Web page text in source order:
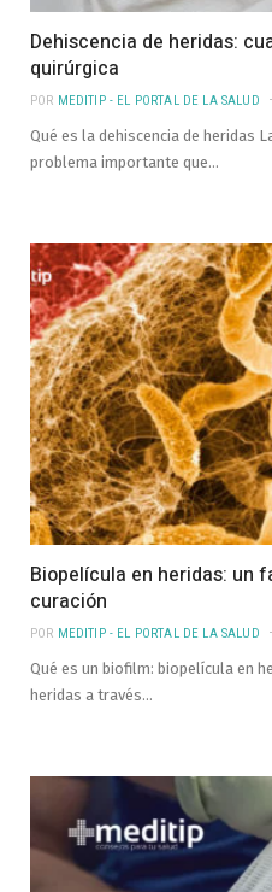
Dehiscencia de heridas:
quirúrgica
POR MEDITIP - EL PORTAL DE LA SALUD
Qué es la dehiscencia de heridas
problema importante que…
Biopelícula en heridas: un
curación
POR MEDITIP - EL PORTAL DE LA SALUD
Qué es un biofilm: biopelícula en
heridas a través…